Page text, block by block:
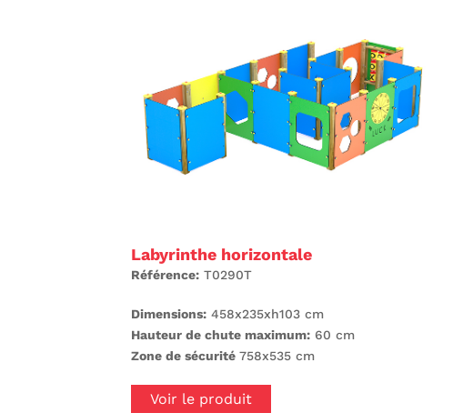
Labyrinthe horizontale
Référence: T0290T
Dimensions: 458x235xh103 cm
Hauteur de chute maximum: 60 cm
Zone de sécurité 758x535 cm
Voir le produit